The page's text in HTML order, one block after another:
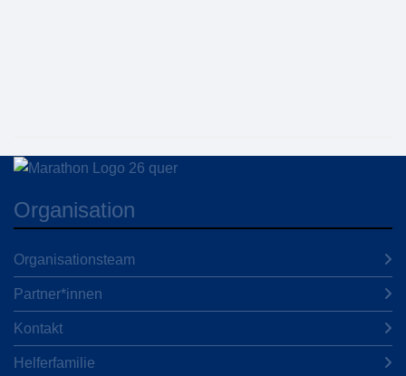
Organisation
Organisationsteam
Partner*innen
Kontakt
Helferfamilie